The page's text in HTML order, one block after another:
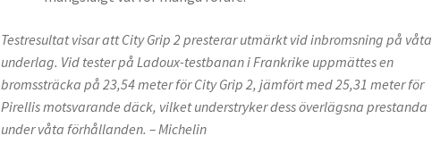
Testresultat visar att City Grip 2 presterar utmärkt vid inbromsning på våta
underlag. Vid tester på Ladoux-testbanan i Frankrike uppmättes en
bromssträcka på 23,54 meter för City Grip 2, jämfört med 25,31 meter för
Pirellis motsvarande däck, vilket understryker dess överlägsna prestanda
under våta förhållanden. – Michelin